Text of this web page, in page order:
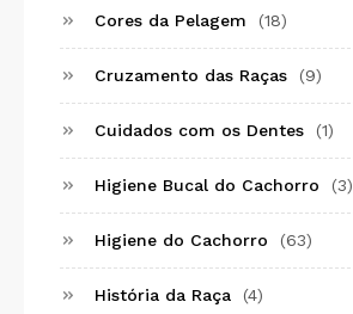
Cores da Pelagem (18)
Cruzamento das Raças (9)
Cuidados com os Dentes (1)
Higiene Bucal do Cachorro (3)
Higiene do Cachorro (63)
História da Raça (4)